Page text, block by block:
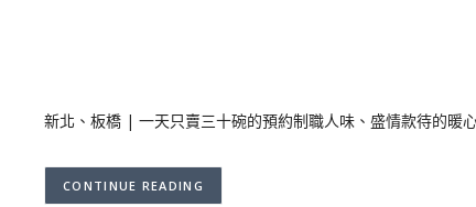
新北、板橋 | 一天只賣三十碗的預約制職人味、盛情款待的暖
CONTINUE READING